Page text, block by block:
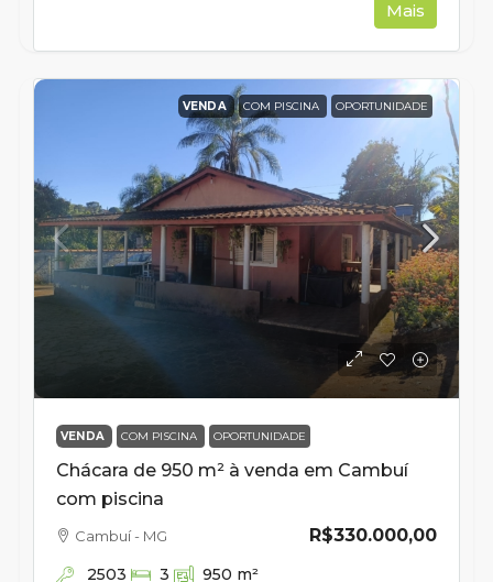
Mais
VENDA COM PISCINA OPORTUNIDADE
VENDA COM PISCINA OPORTUNIDADE
Chácara de 950 m² à venda em Cambuí
com piscina
R$330.000,00
Cambuí - MG
2503 3 950 m²